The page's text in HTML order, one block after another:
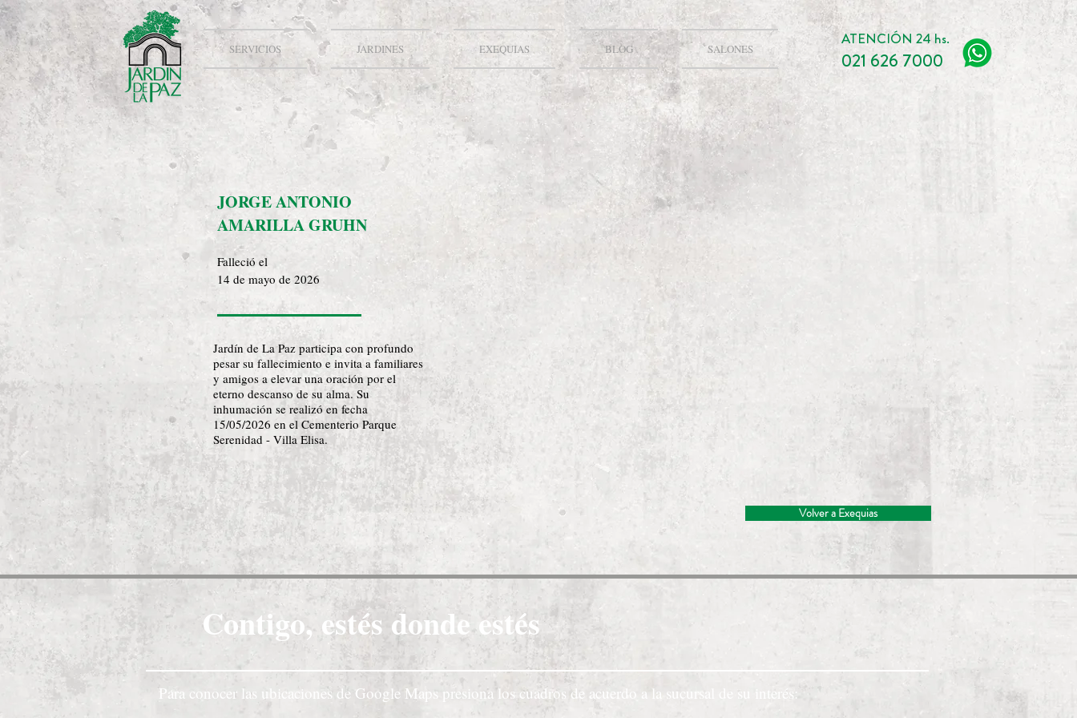
SERVICIOS JARDINES EXEQUIAS BLOG SALONES
ATENCIÓN 24 hs.
021 626 7000
JORGE ANTONIO
AMARILLA GRUHN
14 de mayo de 2026
Jardín de La Paz participa con profundo
pesar su fallecimiento e invita a familiares
y amigos a elevar una oración por el
eterno descanso de su alma. Su
inhumación se realizó en fecha
15/05/2026 en el Cementerio Parque
Serenidad - Villa Elisa.
Falleció el
Volver a Exequias
Contigo, estés donde estés
Para conocer las ubicaciones de Google Maps presiona los cuadros de acuerdo a la sucursal de su interés: